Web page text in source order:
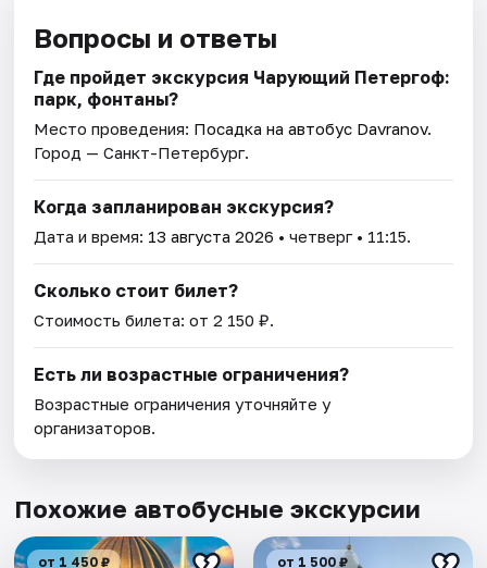
Вопросы и ответы
Где пройдет экскурсия Чарующий Петергоф:
парк, фонтаны?
Место проведения: Посадка на автобус Davranov.
Город — Санкт-Петербург.
Когда запланирован экскурсия?
Дата и время: 13 августа 2026 • четверг • 11:15.
Сколько стоит билет?
Стоимость билета: от 2 150 ₽.
Есть ли возрастные ограничения?
Возрастные ограничения уточняйте у
организаторов.
Похожие автобусные экскурсии
от 1 450 ₽ от 1 500 ₽